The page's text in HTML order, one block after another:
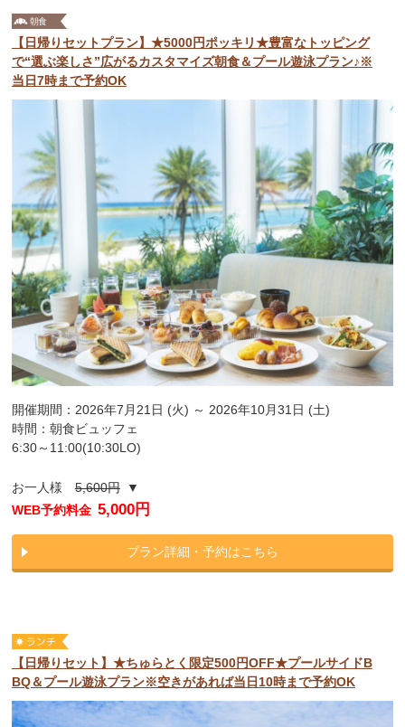
【日帰りセットプラン】★5000円ポッキリ★豊富なトッピング
で“選ぶ楽しさ”広がるカスタマイズ朝食＆プール遊泳プラン♪※
当日7時まで予約OK
開催期間：2026年7月21日 (火) ～ 2026年10月31日 (土)
時間：朝食ビュッフェ
6:30～11:00(10:30LO)
お一人様5,600円▼
WEB予約料金 5,000円
プラン詳細・予約はこちら
【日帰りセット】★ちゅらとく限定500円OFF★プールサイドB
BQ＆プール遊泳プラン※空きがあれば当日10時まで予約OK